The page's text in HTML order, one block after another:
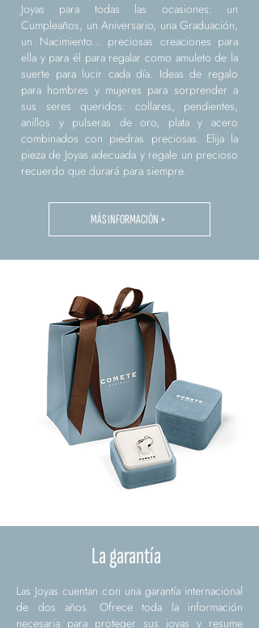
Joyas para todas las ocasiones: un
Cumpleaños, un Aniversario, una Graduación,
un Nacimiento... preciosas creaciones para
ella y para él para regalar como amuleto de la
suerte para lucir cada día. Ideas de regalo
para hombres y mujeres para sorprender a
sus seres queridos: collares, pendientes,
anillos y pulseras de oro, plata y acero
combinados con piedras preciosas. Elija la
pieza de Joyas adecuada y regale un precioso
recuerdo que durará para siempre.
MÁS INFORMACIÓN >
La garantía
Las Joyas cuentan con una garantía internacional
de dos años. Ofrece toda la información
necesaria para proteger sus joyas y resume